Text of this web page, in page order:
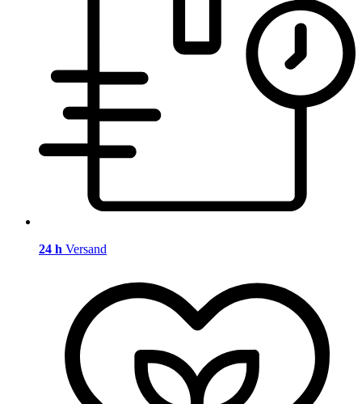
24 h Versand